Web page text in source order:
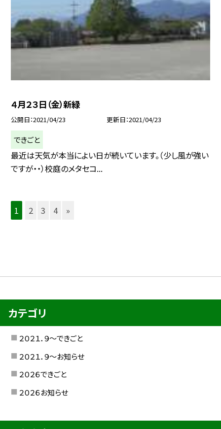
４月２３日（金）新緑
公開日 2021/04/23 更新日 2021/04/23
できごと
最近は天気が本当によい日が続いています。（少し風が強い
ですが・・）校庭のメタセコ...
1 2 3 4 »
カテゴリ
２０２１．９〜できごと
２０２１．９〜お知らせ
２０２６できごと
２０２６お知らせ